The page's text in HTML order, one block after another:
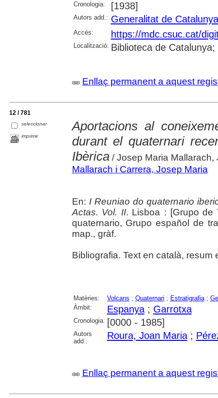
Cronologia: [1938]
Autors add.: Generalitat de Catalunya
Accés: https://mdc.csuc.cat/
Localització: Biblioteca de
Enllaç permanent a aquest
12 / 781
seleccionar
imprimir
Aportacions al
durant el quaternari
Ibèrica/ Josep Maria Mallarach,
Mallarach i Carrera, Josep Maria
En: I Reuniao do quaternario
Actas. Vol. II. Lisboa : [Grupo de
quaternario, Grupo español de
map., gràf.
Bibliografia. Text en català, resum
Matèries: Volcans ; Quaternari ; Estratigrafia;
Àmbit:
Espanya; Garrotxa
Cronologia: [0000 - 1985]
Autors
add.:
Roura, Joan Maria;
Enllaç permanent a aquest